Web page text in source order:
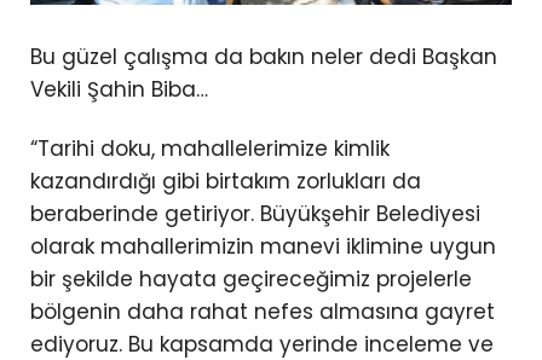
Bu güzel çalışma da bakın neler dedi Başkan
Vekili Şahin Biba…
“Tarihi doku, mahallelerimize kimlik
kazandırdığı gibi birtakım zorlukları da
beraberinde getiriyor. Büyükşehir Belediyesi
olarak mahallerimizin manevi iklimine uygun
bir şekilde hayata geçireceğimiz projelerle
bölgenin daha rahat nefes almasına gayret
ediyoruz. Bu kapsamda yerinde inceleme ve